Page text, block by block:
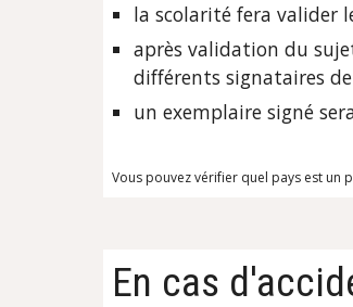
la scolarité fera valider
après validation du
différents signataires
un exemplaire signé
Vous pouvez vérifier quel pays est un
En cas